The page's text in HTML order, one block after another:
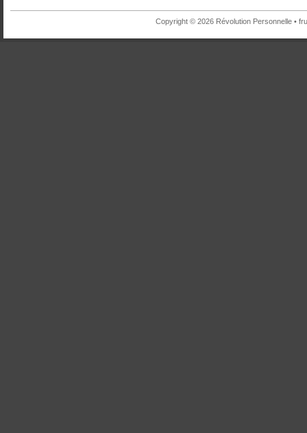
Copyright © 2026 Révolution Personnelle •